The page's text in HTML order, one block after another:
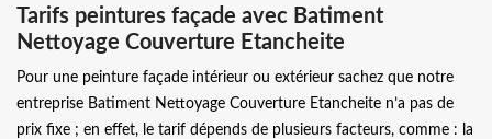
Tarifs peintures façade avec Batiment
Nettoyage Couverture Etancheite
Pour une peinture façade intérieur ou extérieur sachez que notre
entreprise Batiment Nettoyage Couverture Etancheite n’a pas de
prix fixe ; en effet, le tarif dépends de plusieurs facteurs, comme : la